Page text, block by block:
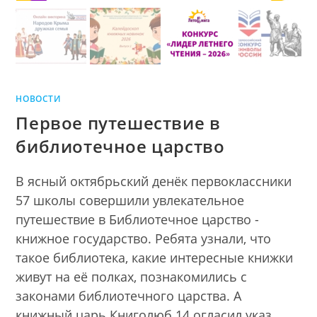
НОВОСТИ
Первое путешествие в
библиотечное царство
В ясный октябрьский денёк первоклассники
57 школы совершили увлекательное
путешествие в Библиотечное царство -
книжное государство. Ребята узнали, что
такое библиотека, какие интересные книжки
живут на её полках, познакомились с
законами библиотечного царства. А